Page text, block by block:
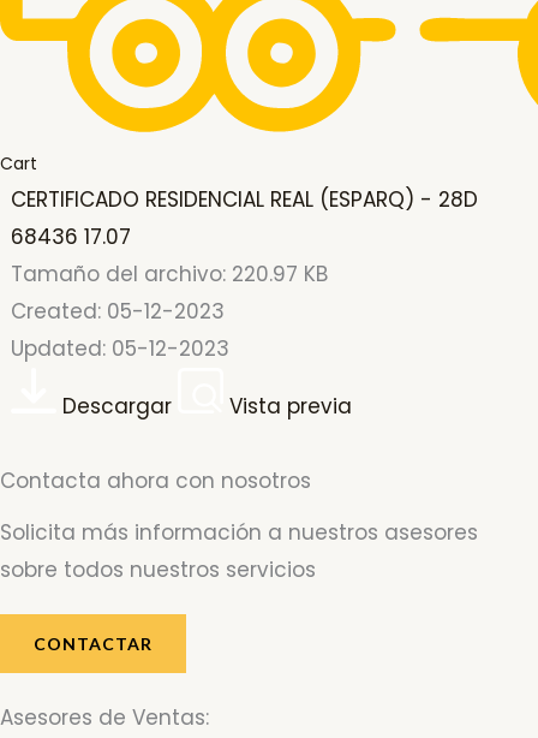
Cart
CERTIFICADO RESIDENCIAL REAL (ESPARQ) - 28D
68436 17.07
Tamaño del archivo: 220.97 KB
Created: 05-12-2023
Updated: 05-12-2023
Descargar
Vista previa
Contacta ahora con nosotros
Solicita más información a nuestros asesores
sobre todos nuestros servicios
CONTACTAR
Asesores de Ventas: